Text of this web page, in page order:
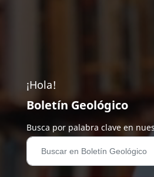
¡Hola!
Boletín Geológico
Busca por palabra clave en